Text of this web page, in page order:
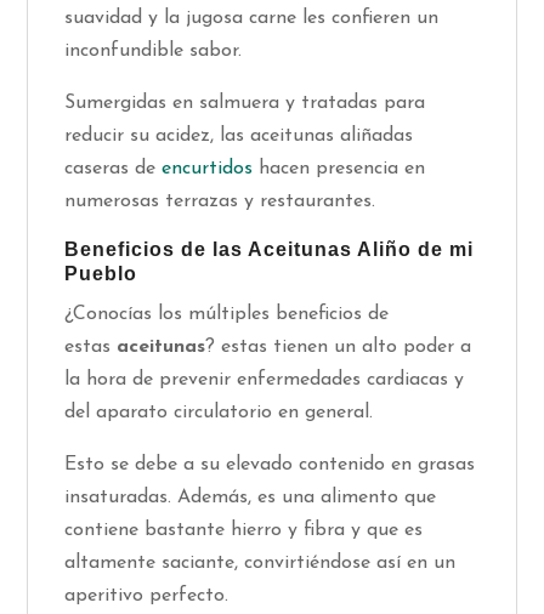
suavidad y la jugosa carne les confieren un
inconfundible sabor.
Sumergidas en salmuera y tratadas para
reducir su acidez, las aceitunas aliñadas
caseras deencurtidos hacen presencia en
numerosas terrazas y restaurantes.
Beneficios de las Aceitunas Aliño de mi
Pueblo
¿Conocías los múltiples beneficios de
estas aceitunas? estas tienen un alto poder a
la hora de prevenir enfermedades cardiacas y
del aparato circulatorio en general.
Esto se debe a su elevado contenido en grasas
insaturadas. Además, es una alimento que
contiene bastante hierro y fibra y que es
altamente saciante, convirtiéndose así en un
aperitivo perfecto.